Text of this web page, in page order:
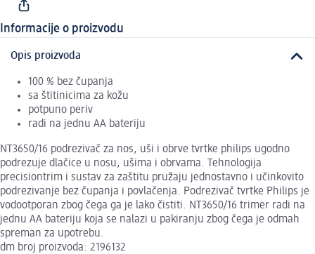
Informacije o proizvodu
Opis proizvoda
100 % bez čupanja
sa štitinicima za kožu
potpuno periv
radi na jednu AA bateriju
NT3650/16 podrezivač za nos, uši i obrve tvrtke philips ugodno
podrezuje dlačice u nosu, ušima i obrvama. Tehnologija
precisiontrim i sustav za zaštitu pružaju jednostavno i učinkovito
podrezivanje bez čupanja i povlačenja. Podrezivač tvrtke Philips je
vodootporan zbog čega ga je lako čistiti. NT3650/16 trimer radi na
jednu AA bateriju koja se nalazi u pakiranju zbog čega je odmah
spreman za upotrebu.
dm broj proizvoda: 2196132